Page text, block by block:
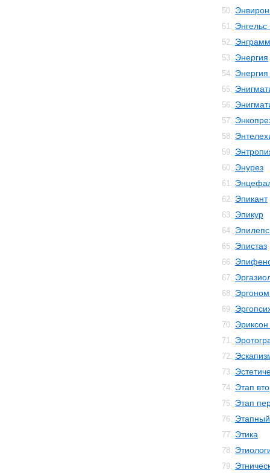
50.
51.
52.
53. Энергия
54. Энергия
55.
56.
57.
58.
59.
60. Энурез
61.
62. Эпикант
63. Эпикур
64.
65. Эпистаз
66.
67.
68.
69.
70.
71.
72.
73.
74. Этап
75. Этап
76.
77. Этика
78.
79.